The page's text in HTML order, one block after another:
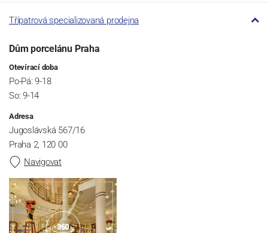
Třípatrová specializovaná prodejna
Dům porcelánu Praha
Otevírací doba
Po-Pá: 9-18
So: 9-14
Adresa
Jugoslávská 567/16
Praha 2, 120 00
Navigovat